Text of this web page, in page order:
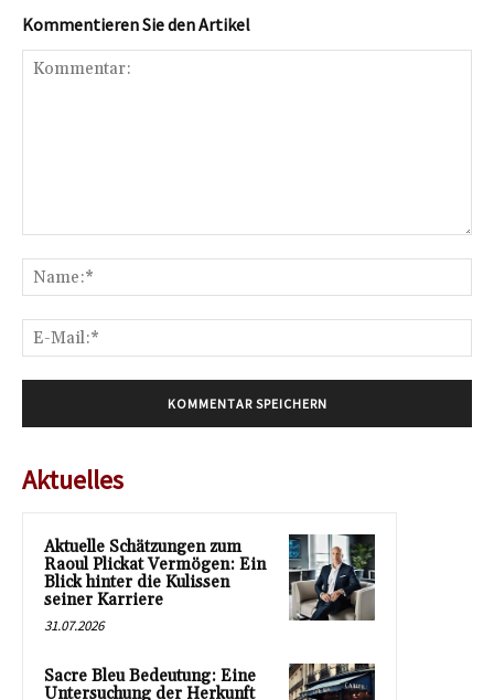
Kommentieren Sie den Artikel
Aktuelles
Aktuelle Schätzungen zum
Raoul Plickat Vermögen: Ein
Blick hinter die Kulissen
seiner Karriere
31.07.2026
Sacre Bleu Bedeutung: Eine
Untersuchung der Herkunft